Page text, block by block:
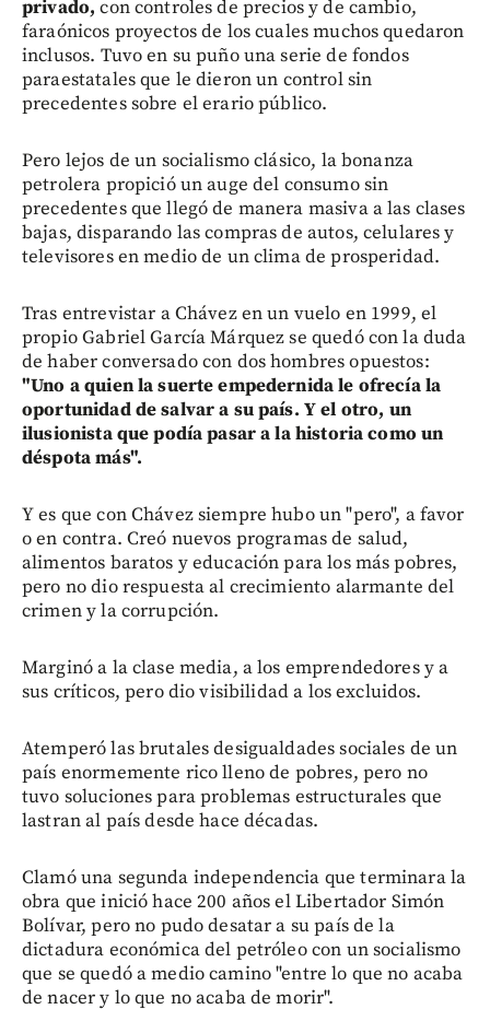
privado, con controles de precios y de cambio,
faraónicos proyectos de los cuales muchos quedaron
inclusos. Tuvo en su puño una serie de fondos
paraestatales que le dieron un control sin
precedentes sobre el erario público.
Pero lejos de un socialismo clásico, la bonanza
petrolera propició un auge del consumo sin
precedentes que llegó de manera masiva a las clases
bajas, disparando las compras de autos, celulares y
televisores en medio de un clima de prosperidad.
Tras entrevistar a Chávez en un vuelo en 1999, el
propio Gabriel García Márquez se quedó con la duda
de haber conversado con dos hombres opuestos:
"Uno a quien la suerte empedernida le ofrecía la
oportunidad de salvar a su país. Y el otro, un
ilusionista que podía pasar a la historia como un
déspota más".
Y es que con Chávez siempre hubo un "pero", a favor
o en contra. Creó nuevos programas de salud,
alimentos baratos y educación para los más pobres,
pero no dio respuesta al crecimiento alarmante del
crimen y la corrupción.
Marginó a la clase media, a los emprendedores y a
sus críticos, pero dio visibilidad a los excluidos.
Atemperó las brutales desigualdades sociales de un
país enormemente rico lleno de pobres, pero no
tuvo soluciones para problemas estructurales que
lastran al país desde hace décadas.
Clamó una segunda independencia que terminara la
obra que inició hace 200 años el Libertador Simón
Bolívar, pero no pudo desatar a su país de la
dictadura económica del petróleo con un socialismo
que se quedó a medio camino "entre lo que no acaba
de nacer y lo que no acaba de morir".